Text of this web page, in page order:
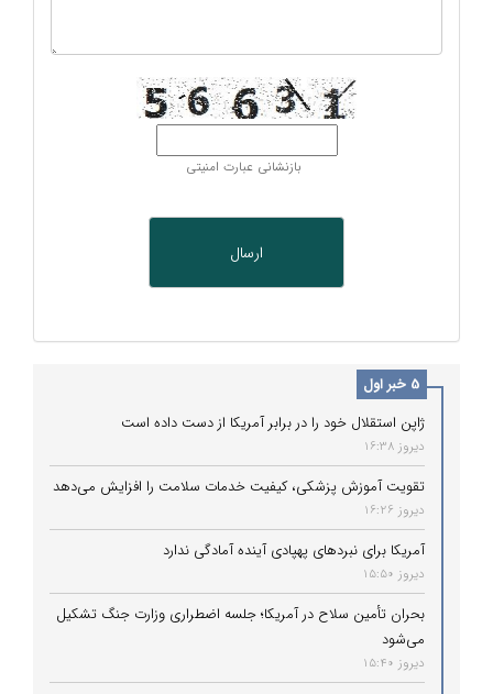
بازنشانی عبارت امنیتی
5 خبر اول
ژاپن استقلال خود را در برابر آمریکا از دست داده است
دیروز 16:38
تقویت آموزش پزشکی، کیفیت خدمات سلامت را افزایش می‌دهد
دیروز 16:26
آمریکا برای نبردهای پهپادی آینده آمادگی ندارد
دیروز 15:50
بحران تأمین سلاح در آمریکا؛ جلسه اضطراری وزارت جنگ تشکیل
می‌شود
دیروز 15:40